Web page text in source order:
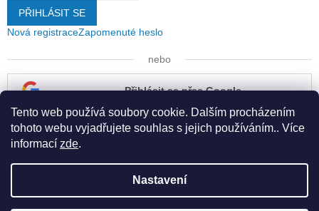
Tento web používá soubory cookie. Dalším procházením
tohoto webu vyjadřujete souhlas s jejich používáním.. Více
informací zde.
Nastavení
PŘIHLÁSIT SE
Nová registraceZapomenuté heslo
nebo
Přihlásit se přes Google
Přihlásit se přes Seznam
Vytvořil Shoptet